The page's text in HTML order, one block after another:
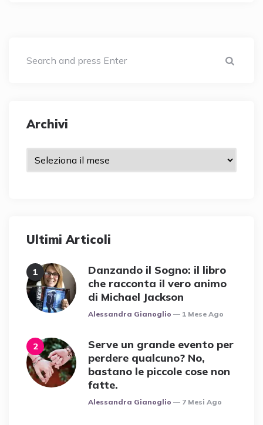
Archivi
Archivi
Ultimi Articoli
Danzando il Sogno: il libro
che racconta il vero animo
di Michael Jackson
Posted
Alessandra Gianoglio 1 Mese Ago
Serve un grande evento per
perdere qualcuno? No,
bastano le piccole cose non
fatte.
Posted
Alessandra Gianoglio 7 Mesi Ago